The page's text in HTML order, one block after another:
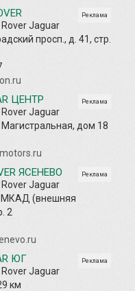
Реклама
Jaguar
просп., д. 41, стр.
Реклама
ЦЕНТР
Jaguar
Магистральная, дом 18
Реклама
ЯСЕНЕВО
Jaguar
МКАД (внешняя
2
Реклама
ЮГ
Jaguar
км